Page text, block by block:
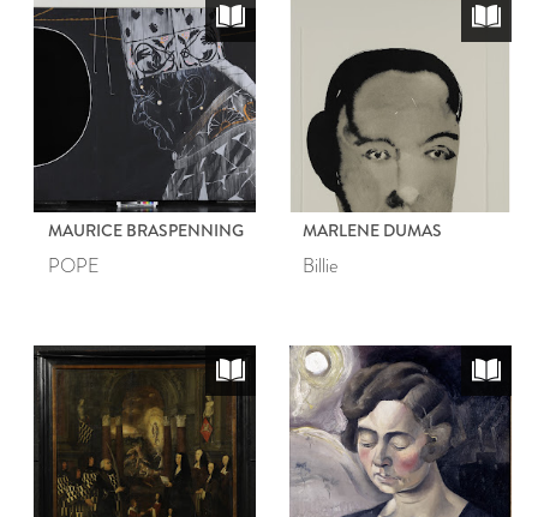
MAURICE BRASPENNING
POPE
MARLENE DUMAS
Billie